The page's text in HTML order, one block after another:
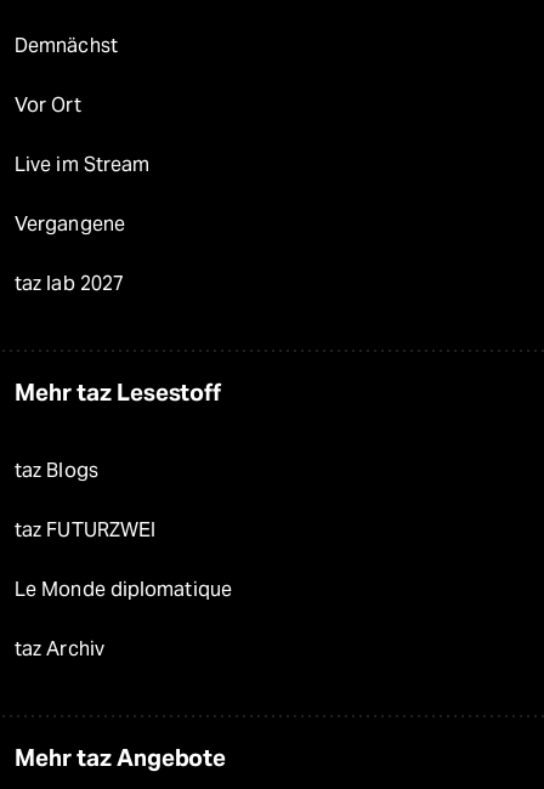
Demnächst
Vor Ort
Live im Stream
Vergangene
taz lab 2027
Mehr taz Lesestoff
taz Blogs
taz FUTURZWEI
Le Monde diplomatique
taz Archiv
Mehr taz Angebote